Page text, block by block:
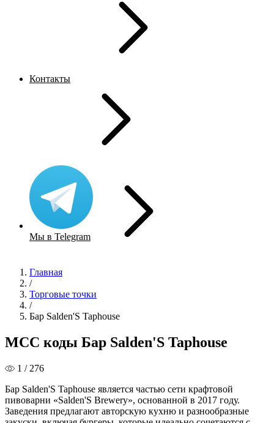
Контакты
Мы в Telegram
Главная
/
Торговые точки
/
Бар Salden'S Taphouse
MCC коды Бар Salden'S Taphouse
1 / 276
Бар Salden'S Taphouse является частью сети крафтовой
пивоварни «Salden'S Brewery», основанной в 2017 году.
Заведения предлагают авторскую кухню и разнообразные